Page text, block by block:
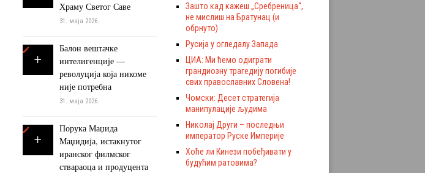
Храму Светог Саве
31. маја 2026.
Балон вештачке
интелигенције —
револуција која никоме
није потребна
31. маја 2026.
Порука Маџида
Маџидија, истакнутог
иранског филмског
ствараоца и продуцента
Зашто кад кажеш „Сребреница“,
не мислиш на Братунац (и
обрнуто)
Русија у огледалу Запада
ЦИА: Ми ћемо одиграти
грандиозну трагедију погибије
свих православних Словена!
Чомски: Десет стратегија
манипулације људима
Николај Други – последњи
император Руске Империје
Хоће ли Кинези побеђивати у
будућим ратовима?